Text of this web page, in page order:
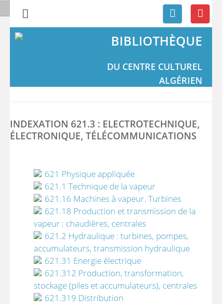
BIBLIOTHÈQUE
DU CENTRE CULTUREL
ALGÉRIEN
INDEXATION 621.3 : ELECTROTECHNIQUE,
ÉLECTRONIQUE, TÉLÉCOMMUNICATIONS
621 Physique appliquée
621.1 Technique de la vapeur
621.16 Machines à vapeur. Turbines
621.18 Production et transmission de la
vapeur : chaudières, centrales
621.2 Hydraulique : turbines, pompes,
accumulateurs, transmission hydraulique
621.31 Energie électrique
621.312 Production, transformation,
stockage (piles et accumulateurs), centrales
621.319 Distribution